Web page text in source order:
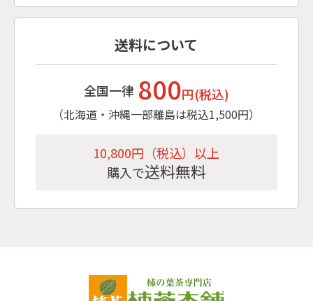
送料について
全国一律 800円(税込)
（北海道・沖縄一部離島は税込1,500円）
10,800円（税込）以上
購入で送料無料